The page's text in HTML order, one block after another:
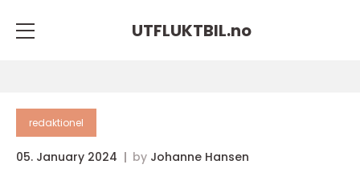
UTFLUKTBIL.no
redaktionel
05. January 2024 by Johanne Hansen